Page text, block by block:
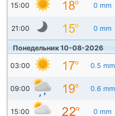
15:00 0 mm
21:00 0 mm
Понедельник 10-08-2026
03:00 0.5 mm
09:00 0.6 mm
15:00 0 mm